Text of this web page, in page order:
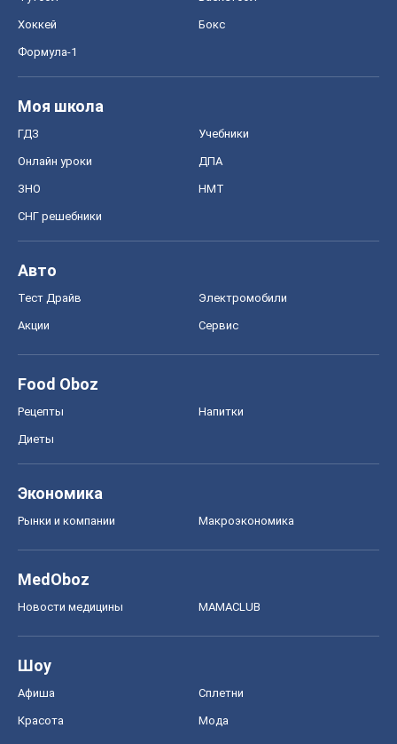
Хоккей Бокс
Формула-1
Моя школа
ГДЗ Учебники
Онлайн уроки ДПА
ЗНО НМТ
СНГ решебники
Авто
Тест Драйв Электромобили
Акции Сервис
Food Oboz
Рецепты Напитки
Диеты
Экономика
Рынки и компании Mакроэкономика
MedOboz
Новости медицины MAMACLUB
Шоу
Афиша Сплетни
Красота Мода